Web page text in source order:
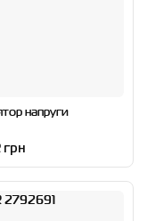
напруги
грн